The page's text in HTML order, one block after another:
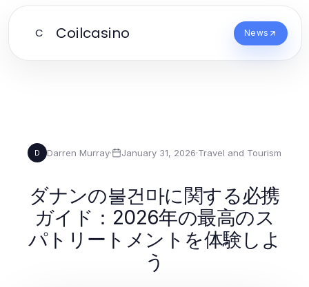
C Coilcasino News
D Darren Murray· January 31, 2026·Travel and Tourism
ダナンの불건마に関する必携
ガイド：2026年の最高のス
パトリートメントを体験しよ
う